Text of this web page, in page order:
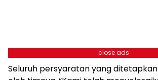
close ads
Seluruh persyaratan yang